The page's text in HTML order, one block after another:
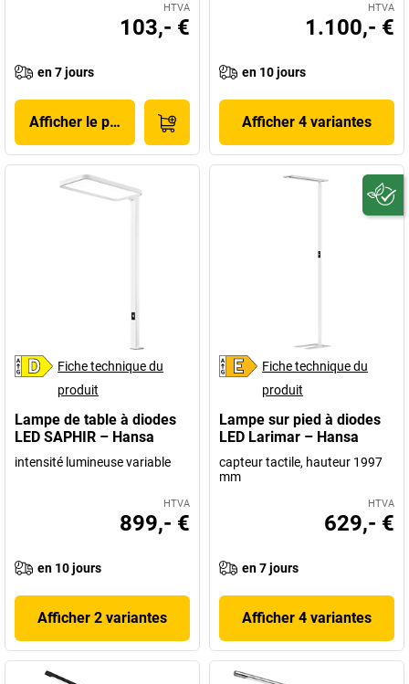
HTVA
103,- €
en 7 jours
Afficher le produit
HTVA
1.100,- €
en 10 jours
Afficher 4 variantes
Fiche technique du
produit
Lampe de table à diodes
LED SAPHIR – Hansa
intensité lumineuse variable
HTVA
899,- €
en 10 jours
Afficher 2 variantes
Fiche technique du
produit
Lampe sur pied à diodes
LED Larimar – Hansa
capteur tactile, hauteur 1997
mm
HTVA
629,- €
en 7 jours
Afficher 4 variantes